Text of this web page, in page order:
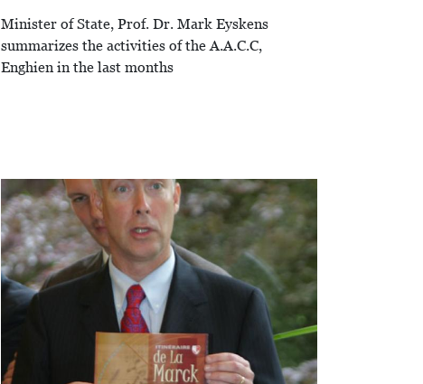
Minister of State, Prof. Dr. Mark Eyskens
summarizes the activities of the A.A.C.C,
Enghien in the last months
Image